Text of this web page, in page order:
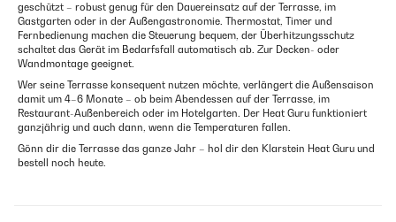
geschützt – robust genug für den Dauereinsatz auf der Terrasse, im
Gastgarten oder in der Außengastronomie. Thermostat, Timer und
Fernbedienung machen die Steuerung bequem, der Überhitzungsschutz
schaltet das Gerät im Bedarfsfall automatisch ab. Zur Decken- oder
Wandmontage geeignet.
Wer seine Terrasse konsequent nutzen möchte, verlängert die Außensaison
damit um 4–6 Monate – ob beim Abendessen auf der Terrasse, im
Restaurant-Außenbereich oder im Hotelgarten. Der Heat Guru funktioniert
ganzjährig und auch dann, wenn die Temperaturen fallen.
Gönn dir die Terrasse das ganze Jahr – hol dir den Klarstein Heat Guru und
bestell noch heute.